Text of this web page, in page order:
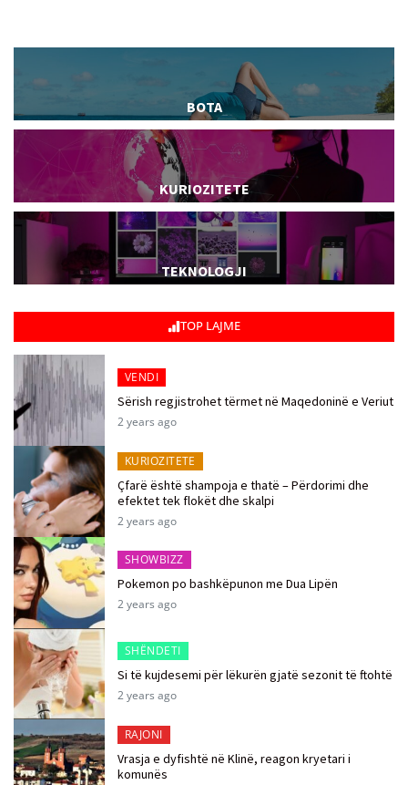
BOTA
KURIOZITETE
TEKNOLOGJI
TOP LAJME
VENDI
Sërish regjistrohet tërmet në Maqedoninë e Veriut
2 years ago
KURIOZITETE
Çfarë është shampoja e thatë – Përdorimi dhe
efektet tek flokët dhe skalpi
2 years ago
SHOWBIZZ
Pokemon po bashkëpunon me Dua Lipën
2 years ago
SHËNDETI
Si të kujdesemi për lëkurën gjatë sezonit të ftohtë
2 years ago
RAJONI
Vrasja e dyfishtë në Klinë, reagon kryetari i
komunës